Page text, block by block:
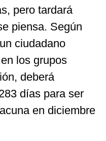
pero tardará
piensa. Según
ciudadano
los grupos
deberá
días para ser
en diciembre